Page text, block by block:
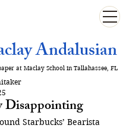
Andalusian
at Maclay School in Tallahassee, FL
Disappointing
Starbucks’ Bearista